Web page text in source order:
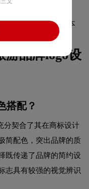
：135 0150
者收藏或者关注本
新内容。
游品牌logo设
搭配？
分契合了其在商标设计
简配色，突出品牌的质
既传递了品牌的简约设
志具有较强的视觉辨识